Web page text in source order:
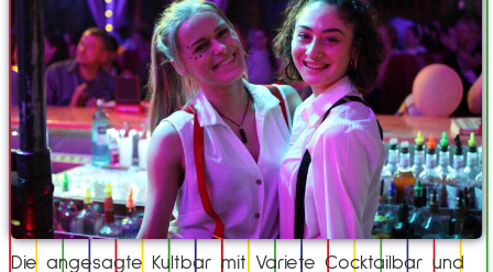
Die angesagte Kultbar mit Variete Cocktailbar und